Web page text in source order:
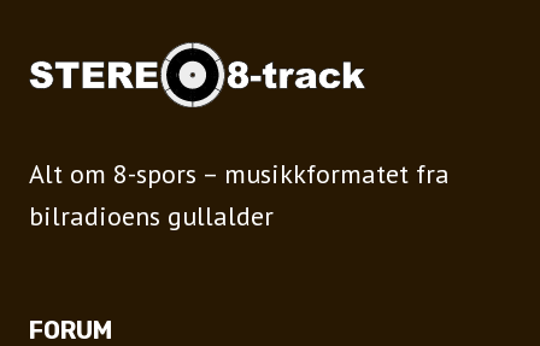
Alt om 8-spors – musikkformatet fra
bilradioens gullalder
FORUM